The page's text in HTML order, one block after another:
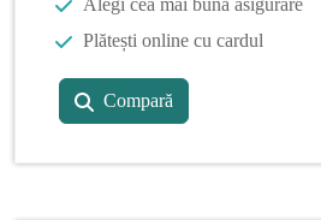
Plătești online cu cardul
Compară